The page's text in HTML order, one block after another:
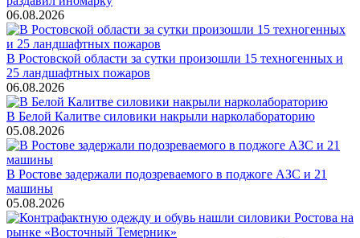
06.08.2026
В Ростовской области за сутки произошли 15 техногенных и
25 ландшафтных пожаров
06.08.2026
В Белой Калитве силовики накрыли нарколабораторию
05.08.2026
В Ростове задержали подозреваемого в поджоге АЗС и 21
машины
05.08.2026